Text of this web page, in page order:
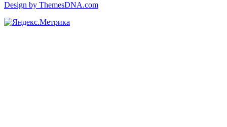
Design by ThemesDNA.com